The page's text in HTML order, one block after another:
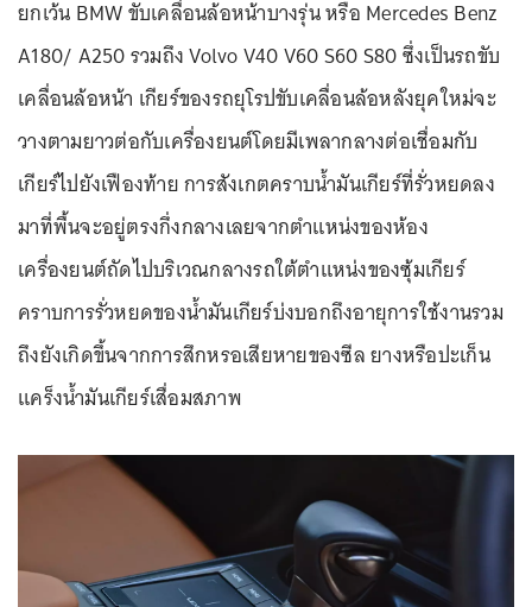
ยกเว้น BMW ขับเคลื่อนล้อหน้าบางรุ่น หรือ Mercedes Benz
A180/ A250 รวมถึง Volvo V40 V60 S60 S80 ซึ่งเป็นรถขับ
เคลื่อนล้อหน้า เกียร์ของรถยุโรปขับเคลื่อนล้อหลังยุคใหม่จะ
วางตามยาวต่อกับเครื่องยนต์โดยมีเพลากลางต่อเชื่อมกับ
เกียร์ไปยังเฟืองท้าย การสังเกตคราบน้ำมันเกียร์ที่รั่วหยดลง
มาที่พื้นจะอยู่ตรงกึ่งกลางเลยจากตำแหน่งของห้อง
เครื่องยนต์ถัดไปบริเวณกลางรถใต้ตำแหน่งของซุ้มเกียร์
คราบการรั่วหยดของน้ำมันเกียร์บ่งบอกถึงอายุการใช้งานรวม
ถึงยังเกิดขึ้นจากการสึกหรอเสียหายของซีล ยางหรือปะเก็น
แคร็งน้ำมันเกียร์เสื่อมสภาพ